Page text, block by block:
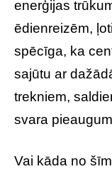
enerģijas
ēdienreizēm,
spēcīga, ka
sajūtu ar
trekniem,
svara
Vai kāda no